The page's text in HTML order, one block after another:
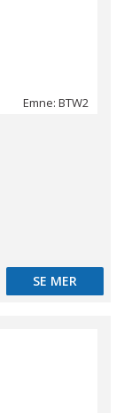
Emne: BTW2
SE MER
SE MER